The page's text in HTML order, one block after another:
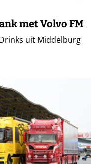
met Volvo FM
uit Middelburg